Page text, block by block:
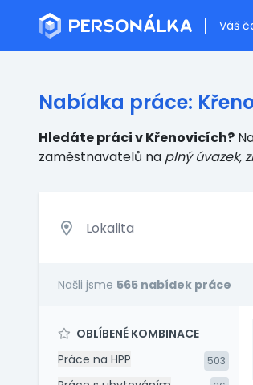
Váš
Nabídka práce:
Hledáte práci v Křenovicích?
zaměstnavatelů na plný úvazek,
Našli jsme 565 nabídek práce
OBLÍBENÉ KOMBINACE
Práce na HPP
503